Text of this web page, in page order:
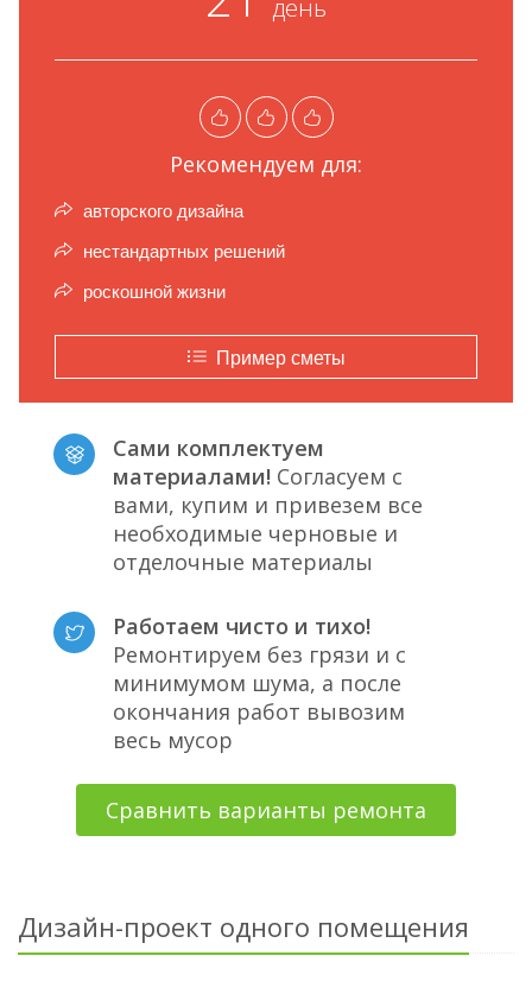
день
Рекомендуем для:
авторского дизайна
нестандартных решений
роскошной жизни
Пример сметы
Сами комплектуем
материалами! Согласуем с
вами, купим и привезем все
необходимые черновые и
отделочные материалы
Работаем чисто и тихо!
Ремонтируем без грязи и с
минимумом шума, а после
окончания работ вывозим
весь мусор
Сравнить варианты ремонта
Дизайн-проект одного помещения